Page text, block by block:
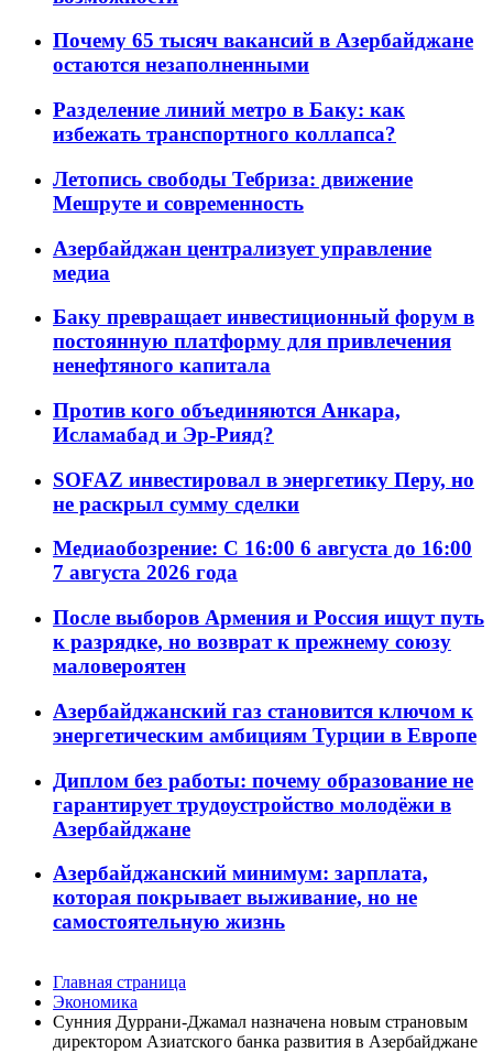
Почему 65 тысяч вакансий в Азербайджане
остаются незаполненными
Разделение линий метро в Баку: как
избежать транспортного коллапса?
Летопись свободы Тебриза: движение
Мешруте и современность
Азербайджан централизует управление
медиа
Баку превращает инвестиционный форум в
постоянную платформу для привлечения
ненефтяного капитала
Против кого объединяются Анкара,
Исламабад и Эр-Рияд?
SOFAZ инвестировал в энергетику Перу, но
не раскрыл сумму сделки
Медиаобозрение: С 16:00 6 августа до 16:00
7 августа 2026 года
После выборов Армения и Россия ищут путь
к разрядке, но возврат к прежнему союзу
маловероятен
Азербайджанский газ становится ключом к
энергетическим амбициям Турции в Европе
Диплом без работы: почему образование не
гарантирует трудоустройство молодёжи в
Азербайджане
Азербайджанский минимум: зарплата,
которая покрывает выживание, но не
самостоятельную жизнь
Главная страница
Экономика
Сунния Дуррани-Джамал назначена новым страновым
директором Азиатского банка развития в Азербайджане